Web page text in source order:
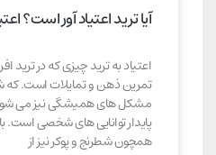
آیا ترید اعتیاد آور است؟
اعتیاد به ترید چیزی که در ترید
تمرین ذهن و تمایلات است. که
مشکل ھای ھمیشگی نیز می شود.
پایدار توانایی ھای شخصی است.
ھمچون شطرنج و پوکر نیز از